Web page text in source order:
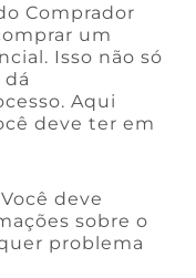
Comprador
um
Isso não só
Aqui
deve ter em
Você deve
sobre o
problema